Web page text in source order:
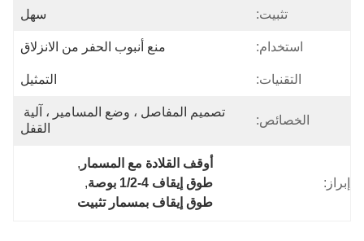
تثبيت: سهل
استخدام: منع أنبوب الحفر من الانزلاق
التقنيات: التمثيل
الخصائص:
تصميم المفاصل ، وضع المسامير ، آلية
القفل
إبراز:
أوقف القلادة مع المسمار,
طوق إيقاف 4-1/2 بوصة
,
طوق إيقاف بمسمار تثبيت